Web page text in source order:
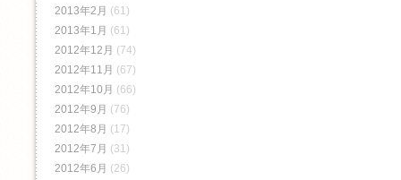
2013年2月 (61)
2013年1月 (61)
2012年12月 (74)
2012年11月 (67)
2012年10月 (66)
2012年9月 (76)
2012年8月 (17)
2012年7月 (31)
2012年6月 (26)